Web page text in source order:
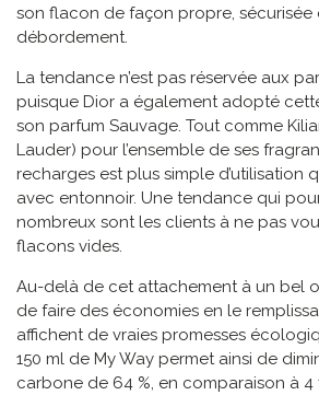
son flacon de façon propre, sécurisée
débordement.
La tendance n’est pas réservée aux
puisque Dior a également adopté
son parfum Sauvage. Tout comme
Lauder) pour l’ensemble de ses
recharges est plus simple d’utilisation
avec entonnoir. Une tendance qui
nombreux sont les clients à ne pas
flacons vides.
Au-delà de cet attachement à un bel
de faire des économies en le
affichent de vraies promesses
150 ml de My Way permet ainsi de
carbone de 64 %, en comparaison à